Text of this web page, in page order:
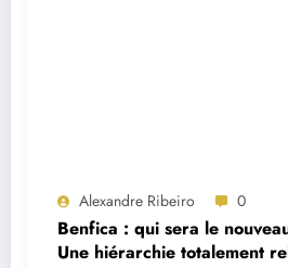
Alexandre Ribeiro 0
Benfica : qui sera le
Une hiérarchie totalement